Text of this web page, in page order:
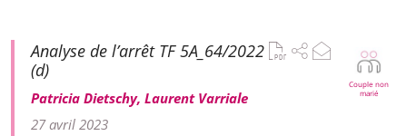
Analyse de l’arrêt TF 5A_64/2022
(d)
Patricia Dietschy, Laurent Varriale
27 avril 2023
Couple non
marié